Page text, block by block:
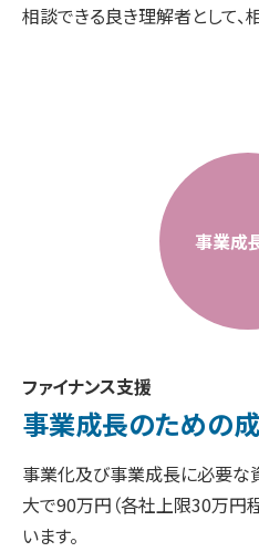
相談できる良き理解者として、
事業成
ファイナンス支援
事業成長のための
事業化及び事業成長に必要な
大で90万円（各社上限30万円
います。